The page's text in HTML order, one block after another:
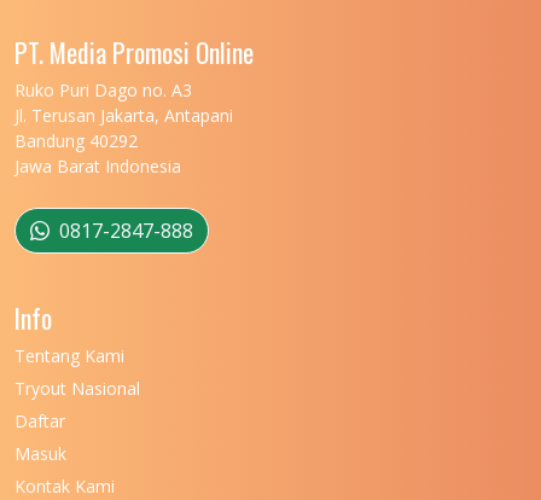
PT. Media Promosi Online
Ruko Puri Dago no. A3
Jl. Terusan Jakarta, Antapani
Bandung 40292
Jawa Barat Indonesia
0817-2847-888
Info
Tentang Kami
Tryout Nasional
Daftar
Masuk
Kontak Kami